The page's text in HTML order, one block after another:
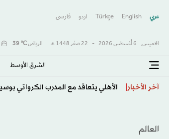
عربي English
Türkçe اردو فارسى
الخميس, 6 أغسطس 2026 - 22 صفَر 1448 هـ الرياض℃
39
الشرق الأوسط​
آخر الأخبار مقتل ضابط وجندي إسرائيليين في
العالم